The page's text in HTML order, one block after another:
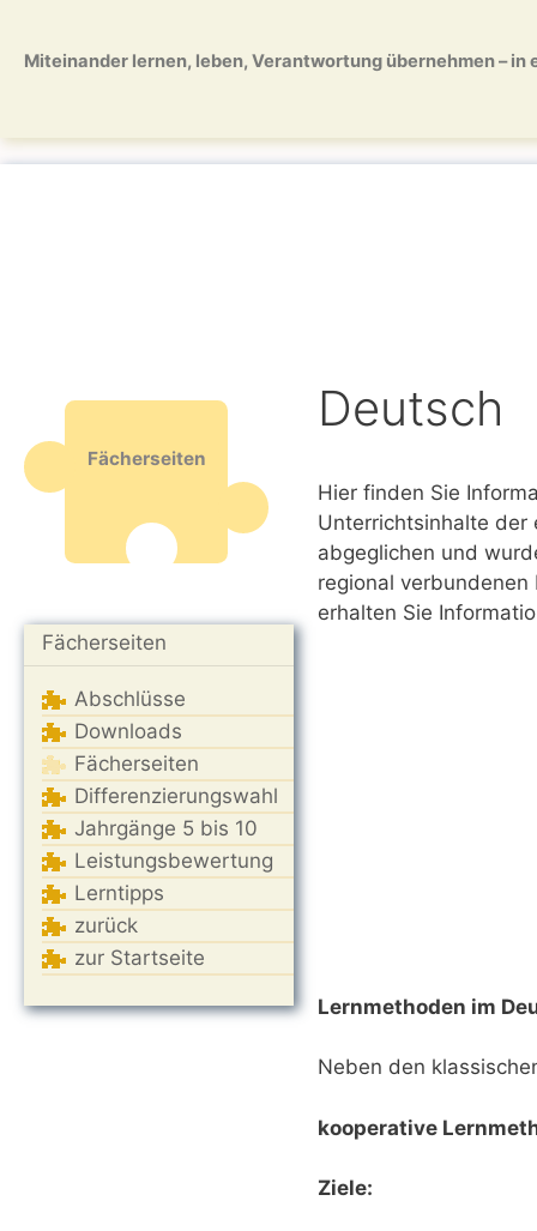
springen
springen
Miteinander lernen, leben, Verantwortung übernehmen – in
Fächerseiten
Fächerseiten
Abschlüsse
Downloads
Fächerseiten
Differenzierungswahl
Jahrgänge 5 bis 10
Leistungsbewertung
Lerntipps
zurück
zur Startseite
Deutsch
Hier finden Sie
Unterrichtsinhalte der
abgeglichen und
regional
erhalten Sie
Lernmethoden im
Neben den
kooperative
Ziele: